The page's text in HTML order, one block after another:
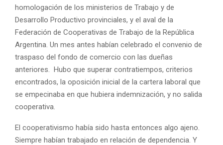
homologación de los ministerios de Trabajo y de
Desarrollo Productivo provinciales, y el aval de la
Federación de Cooperativas de Trabajo de la República
Argentina. Un mes antes habían celebrado el convenio de
traspaso del fondo de comercio con las dueñas
anteriores. Hubo que superar contratiempos, criterios
encontrados, la oposición inicial de la cartera laboral que
se empecinaba en que hubiera indemnización, y no salida
cooperativa.
El cooperativismo había sido hasta entonces algo ajeno.
Siempre habían trabajado en relación de dependencia. Y